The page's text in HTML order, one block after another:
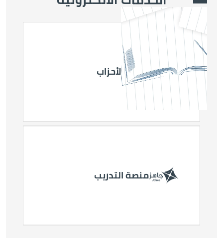
Video file
الصورة
غرف
التجارة
الصناعة
الصورة منصة الأحزاب
الصورة منصة التدريب